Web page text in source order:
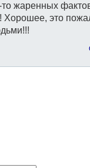
жаренных
Хорошее, это